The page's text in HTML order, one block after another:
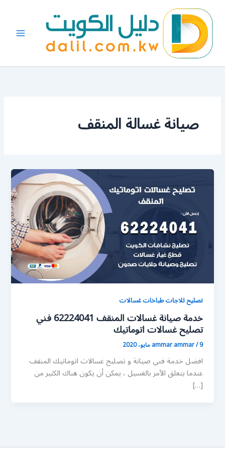
المحتوى
صيانة غسالة المنقف
تصليح ثلاجات طباخات غسالات
خدمة صيانة غسالات المنقف 62224041 فني
تصليح غسالات اتوماتيك
ammar ammar/9 مايو، 2020
افضل خدمة فني صيانة و تصليح غسالات اتوماتيك المنقف
عندما يتعلق الأمر بالغسيل ، يمكن أن يكون هناك الكثير من
[…]